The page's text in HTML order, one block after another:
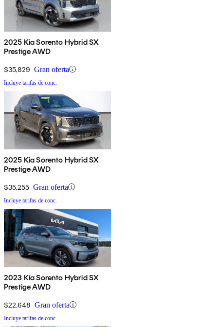
2025 Kia Sorento Hybrid SX
Prestige AWD
$35,829 Gran oferta
Incluye tarifas de conc.
2025 Kia Sorento Hybrid SX
Prestige AWD
$35,255 Gran oferta
Incluye tarifas de conc.
2023 Kia Sorento Hybrid SX
Prestige AWD
$22,648 Gran oferta
Incluye tarifas de conc.